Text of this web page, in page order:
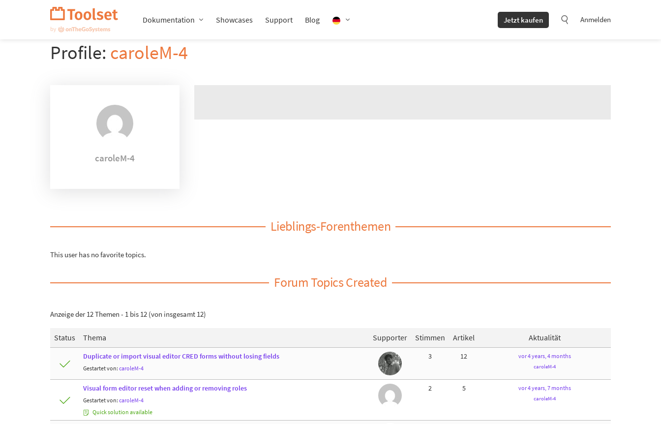
Dokumentation Showcases Support Blog Jetzt kaufen Anmelden
Profile: caroleM-4
caroleM-4
Lieblings-Forenthemen
This user has no favorite topics.
Forum Topics Created
Anzeige der 12 Themen - 1 bis 12 (von insgesamt 12)
Status Thema Supporter Stimmen Artikel Aktualität
Duplicate or import visual editor CRED forms without losing fields
Gestartet von: caroleM-4
3 12 vor 4 years, 4 months
caroleM-4
Visual form editor reset when adding or removing roles
Gestartet von: caroleM-4
Quick solution available
2 5 vor 4 years, 7 months
caroleM-4